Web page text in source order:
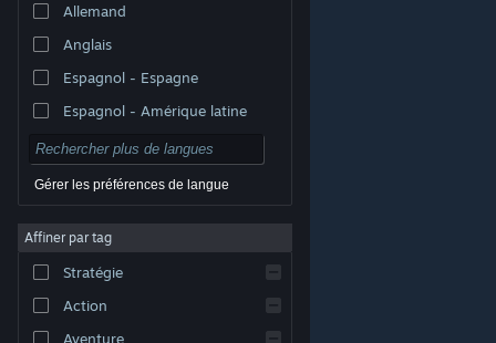
© Valve Corporation. Tous droits réservés. Toutes les
titulaires aux États-Unis et dans d'autres pays.
Accessibilité
Remboursements
Allemand
Anglais
Espagnol - Espagne
Espagnol - Amérique latine
Gérer les préférences de langue
Affiner par tag
Stratégie
Action
Aventure